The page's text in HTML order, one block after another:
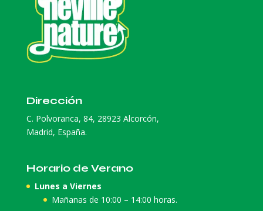
Dirección
C. Polvoranca, 84, 28923 Alcorcón,
Madrid, España.
Horario de Verano
Lunes a Viernes
Mañanas de 10:00 – 14:00 horas.